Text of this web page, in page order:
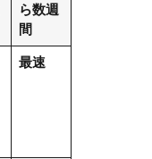
ら数週
間
最速